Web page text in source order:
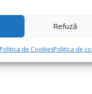
Refuză
Politica de CookiesPolitica de
25cm, Cocoa,Cocos”
cu*